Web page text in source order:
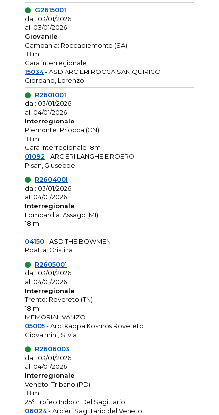
G2615001
dal: 03/01/2026
al: 03/01/2026
Giovanile
Campania: Roccapiemonte (SA)
18 m
Gara interregionale
15034- ASD ARCIERI ROCCA SAN QUIRICO
Giordano, Lorenzo
R2601001
dal: 03/01/2026
al: 04/01/2026
Interregionale
Piemonte: Priocca (CN)
18 m
Gara Interregionale 18m
01092 - ARCIERI LANGHE E ROERO
Pisan, Giuseppe
R2604001
dal: 03/01/2026
al: 04/01/2026
Interregionale
Lombardia: Assago (MI)
18 m
--
04150- ASD THE BOWMEN
Roatta, Cristina
R2605001
dal: 03/01/2026
al: 04/01/2026
Interregionale
Trento: Rovereto (TN)
18 m
MEMORIAL VANZO
05005- Arc. Kappa Kosmos Rovereto
Giovannini, Silvia
R2606003
dal: 03/01/2026
al: 04/01/2026
Interregionale
Veneto: Tribano (PD)
18 m
25° Trofeo Indoor Del Sagittario
06024- Arcieri Sagittario del Veneto